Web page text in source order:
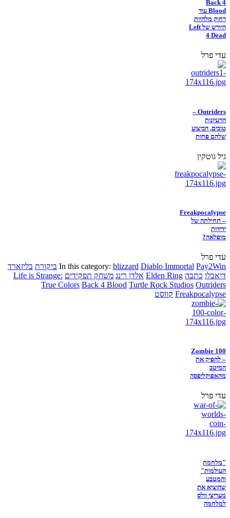
Back 4
Blood עוד
רחוק מלהיות
היורש של Left
4 Dead
עדי פרל
Outriders –
הרעיונות
טובים, הביצוע
שלהם פחות
גיל גוטקין
Freakpocalypse
– תחילתה של
ידידות
מופלאה?
עדי פרל
In this category: blizzard Diablo Immortal Pay2Win ביקורת בליזארד
דיאבלו כתבה Elden Ring אלדן רינג משחק תפקידים Life is Strange:
True Colors Back 4 Blood Turtle Rock Studios Outriders
Freakpocalypse קווסט
Zombie 100
– להפיק את
המיטב
מהאפוקליפסה
עדי פרל
"מלחמת
העולמות"
והמטבע
שהוציא את
מעריצי וולס
למלחמה